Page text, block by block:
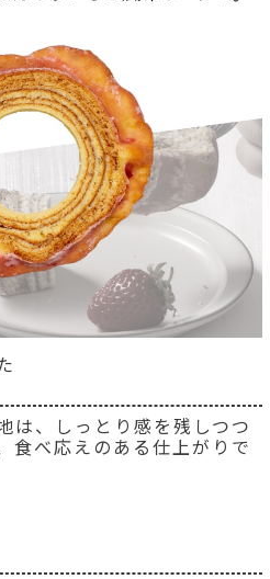
は、しっとり感を残しつつ
食べ応えのある仕上がりで